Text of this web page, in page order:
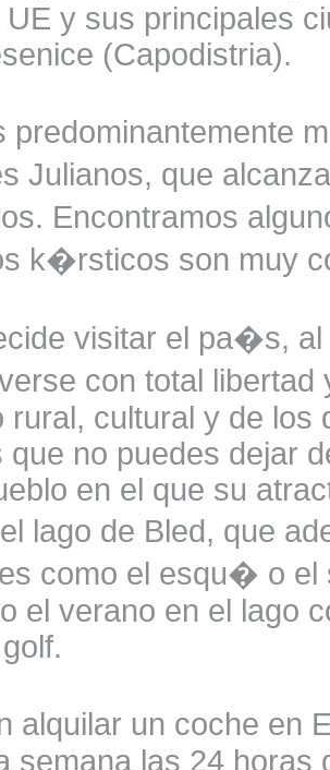
y sus principales
(Capodistria).
Julianos, que
Encontramos
k�rsticos son muy
visitar el pa�s,
con total
rural, cultural y de
que no puedes dejar
en el que su
lago de Bled, que
como el esqu� o
el verano en el lago
alquilar un coche en
semana las 24 horas